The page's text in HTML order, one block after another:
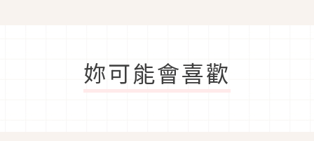
妳可能會喜歡